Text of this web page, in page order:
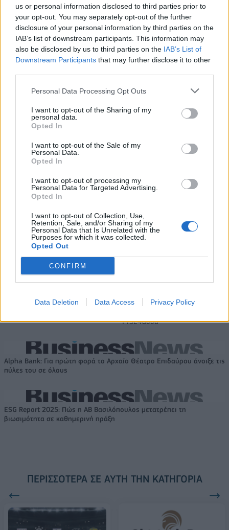
us or personal information disclosed to third parties prior to
your opt-out. You may separately opt-out of the further
disclosure of your personal information by third parties on the
IAB’s list of downstream participants. This information may
also be disclosed by us to third parties on the IAB’s List of
Downstream Participants that may further disclose it to other
Personal Data Processing Opt Outs
I want to opt-out of the Sharing of my
personal data.
Opted In
I want to opt-out of the Sale of my
Personal Data.
Opted In
I want to opt-out of processing my
Personal Data for Targeted Advertising.
Opted In
I want to opt-out of Collection, Use,
Retention, Sale, and/or Sharing of my
Personal Data that Is Unrelated with the
Purposes for which it was collected.
Opted Out
CONFIRM
Data Deletion Data Access Privacy Policy
Το FIAT 500 Hybrid τώρα από 18.990 ευρώ
την εκπληκτική ενέργεια των
οπαδών της ΑΕΚ»
κατακτήσω το ΝΒΑ Europe με τη
Βιλερμπάν – Το πλάνο της
ομάδας μένει ίδιο»
εκατ. ευρώ τα EBITDA
Viohalco: Αυξημένος κατά 14%
δισ. ευρώ – Στα 446 εκατ. ευρώ
τα EBITDA
Ενέργεια
Η συμφωνία Arval-Athlon αναδιαμορφώνει την αγορά leasing
VW: Η δύσκολη εξίσωση της
18η συνεχόμενη χρονιά για τον
FTSE4Good
Alpha Bank: Για πρώτη φορά το Αρχαίο Θέατρο Επιδαύρου άνοιξε τις
πύλες του σε όλους
ESG Report 2025: Πώς η ΑΒ Βασιλόπουλος μετατρέπει τη
βιωσιμότητα σε καθημερινή πράξη
ΠΕΡΙΣΣΌΤΕΡΑ ΣΕ ΑΥΤΉ ΤΗΝ ΚΑΤΗΓΟΡΊΑ